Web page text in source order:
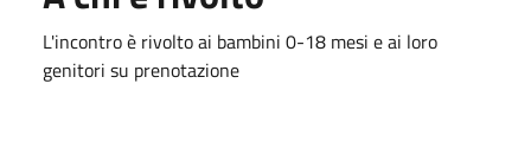
L'incontro è rivolto ai bambini 0-18 mesi e ai loro
genitori su prenotazione